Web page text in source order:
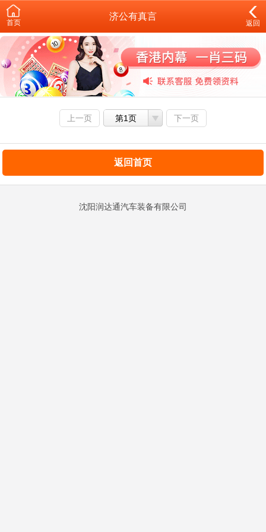
首页
济公有真言
返回
上一页 第1页 下一页
返回首页
沈阳润达通汽车装备有限公司